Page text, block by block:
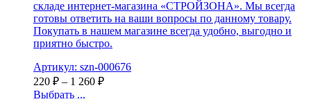
складе интернет-магазина «СТРОЙЗОНА». Мы всегда
готовы ответить на ваши вопросы по данному товару.
Покупать в нашем магазине всегда удобно, выгодно и
приятно быстро.
Артикул: szn-000676
220 ₽ – 1 260 ₽
Выбрать ...